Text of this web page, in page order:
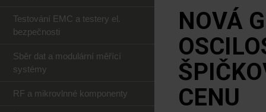
NOVÁ
CENU
Testování EMC a testery el.
bezpečnosti
Sběr dat a modulární měřící
systémy
RF a mikrovlnné komponenty